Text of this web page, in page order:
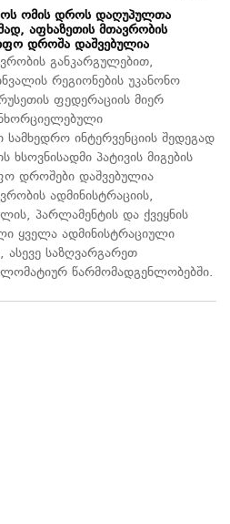
ომის დროს დაღუპულთა
აფხაზეთის მთავრობის
დროშა დაშვებულია
განკარგულებით,
რეგიონების უკანონო
ფედერაციის მიერ
სამხედრო ინტერვენციის შედეგად
ხსოვნისადმი პატივის მიგების
დროშები დაშვებულია
ადმინისტრაციის,
პარლამენტის და ქვეყნის
ყველა ადმინისტრაციული
ასევე საზღვარგარეთ
წარმომადგენლობებში.